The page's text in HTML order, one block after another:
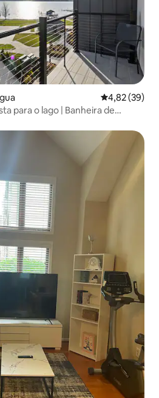
4,82 de uma
4,82 (39)
para o lago | Banheira de